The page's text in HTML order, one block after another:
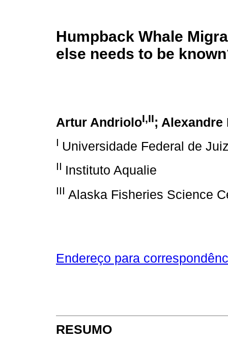
Humpback Whale
else needs to be
Artur AndrioloI,II; Alexandre
I Universidade Federal de
II Instituto Aqualie
III Alaska Fisheries Science
Endereço para
RESUMO